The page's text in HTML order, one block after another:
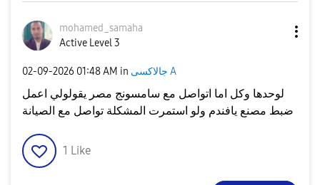
mohamed_samaha
Active Level 3
‎02-09-2026 01:48 AM in جالاكسى A
لوحدها وكل اما اتواصل مع سامسونج مصر يقولولي اعمل
ضبط مصنع يافندم ولو استمرت المشكلة تواصل مع الصيانة
1 Like